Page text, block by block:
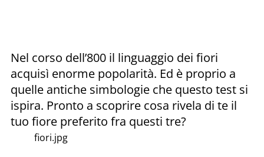
fiori.jpg
Nel corso dell’800 il linguaggio dei fiori
acquisì enorme popolarità. Ed è proprio a
quelle antiche simbologie che questo test si
ispira. Pronto a scoprire cosa rivela di te il
tuo fiore preferito fra questi tre?